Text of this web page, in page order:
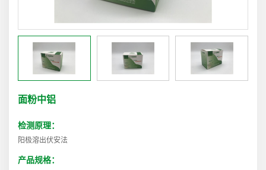
面粉中铝
检测原理：
阳极溶出伏安法
产品规格：